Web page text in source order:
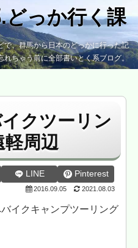
っか行く課
、群馬から日本のどっかに行った記
れちゃう前に全部書いとく系ブログ。
クツーリン
周辺
LINE Pinterest
2016.09.05 2021.08.03
イクキャンプツーリング